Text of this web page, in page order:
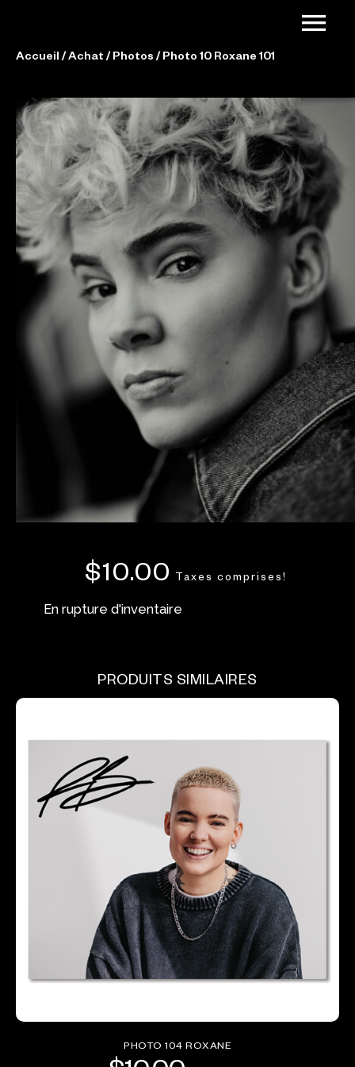
Accueil/Achat/ Photos/ Photo 10 Roxane 101
$10.00 Taxes comprises!
En rupture d'inventaire
PRODUITS SIMILAIRES
PHOTO 104 ROXANE